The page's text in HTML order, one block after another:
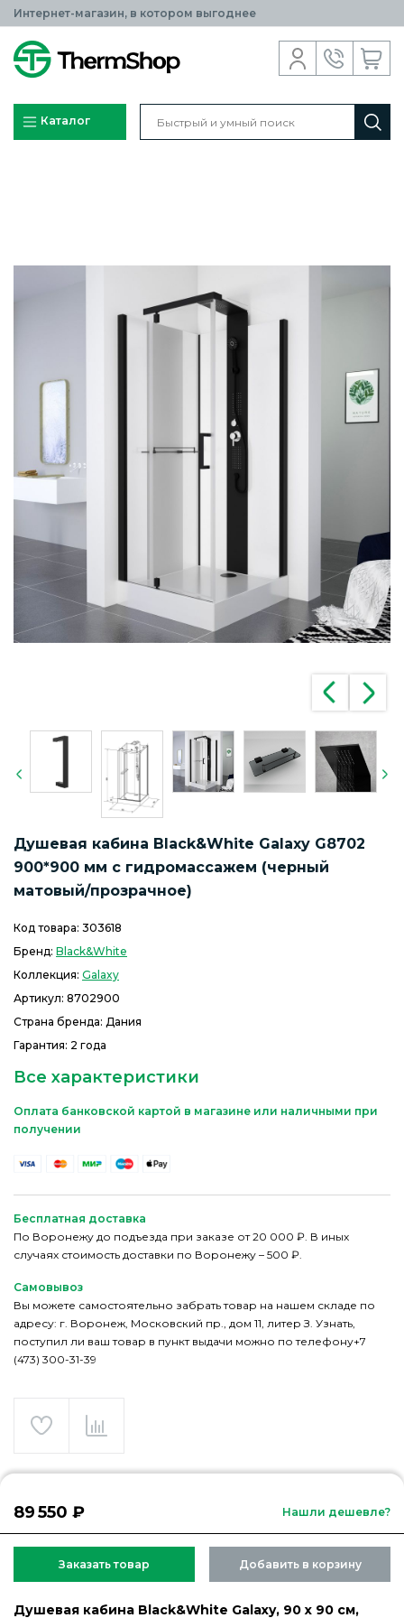
Интернет-магазин, в котором выгоднее
Каталог
Душевая кабина Black&White Galaxy G8702
900*900 мм с гидромассажем (черный
матовый/прозрачное)
Код товара: 303618
Бренд: Black&White
Коллекция: Galaxy
Артикул: 8702900
Страна бренда: Дания
Гарантия: 2 года
Все характеристики
Оплата банковской картой в магазине или наличными при
получении
Бесплатная доставка
По Воронежу до подъезда при заказе от 20 000 ₽. В иных
случаях стоимость доставки по Воронежу – 500 ₽.
Самовывоз
Вы можете самостоятельно забрать товар на нашем складе по
адресу: г. Воронеж, Московский пр., дом 11, литер З. Узнать,
поступил ли ваш товар в пункт выдачи можно по телефону+7
(473) 300-31-39
89 550 ₽ Нашли дешевле?
Заказать товар Добавить в корзину
Душевая кабина Black&White Galaxy, 90 х 90 см,